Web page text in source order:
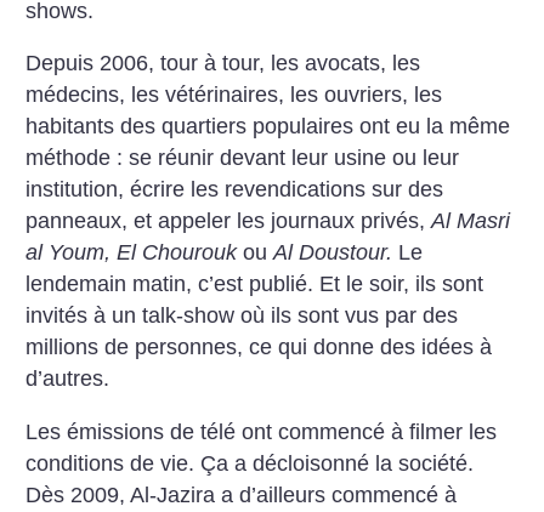
shows.
Depuis 2006, tour à tour, les avocats, les
médecins, les vétérinaires, les ouvriers, les
habitants des quartiers populaires ont eu la même
méthode : se réunir devant leur usine ou leur
institution, écrire les revendications sur des
panneaux, et appeler les journaux privés,Al Masri
al Youm, El ChouroukouAl Doustour. Le
lendemain matin, c’est publié. Et le soir, ils sont
invités à un talk-show où ils sont vus par des
millions de personnes, ce qui donne des idées à
d’autres.
Les émissions de télé ont commencé à filmer les
conditions de vie. Ça a décloisonné la société.
Dès 2009, Al-Jazira a d’ailleurs commencé à